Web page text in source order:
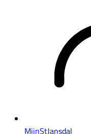
MijnStJansdal